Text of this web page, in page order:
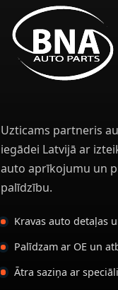
Uzticams partneris
iegādei Latvijā ar
auto aprīkojumu un
palīdzību.
Kravas auto detaļas
Palīdzam ar OE un
Ātra saziņa ar